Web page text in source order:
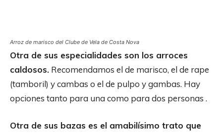
Arroz de marisco del Clube de Vela de Costa Nova
Otra de sus especialidades son los arroces
caldosos. Recomendamos el de marisco, el de rape
(tamboril) y cambas o el de pulpo y gambas. Hay
opciones tanto para una como para dos personas .
Otra de sus bazas es el amabilísimo trato que